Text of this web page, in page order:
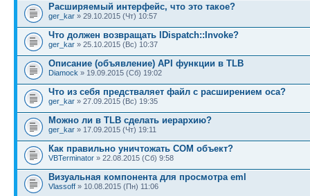
Расширяемый интерфейс, что это такое?
ger_kar » 29.10.2015 (Чт) 10:57
Что должен возвращать IDispatch::Invoke?
ger_kar » 25.10.2015 (Вс) 10:37
Описание (объявление) API функции в TLB
Diamock » 19.09.2015 (Сб) 19:02
Что из себя предстваляет файл с расширением oca?
ger_kar » 27.09.2015 (Вс) 19:35
Можно ли в TLB сделать иерархию?
ger_kar » 17.09.2015 (Чт) 19:11
Как правильно уничтожать COM объект?
VBTerminator » 22.08.2015 (Сб) 9:58
Визуальная компонента для просмотра eml
Vlassoff » 10.08.2015 (Пн) 11:06